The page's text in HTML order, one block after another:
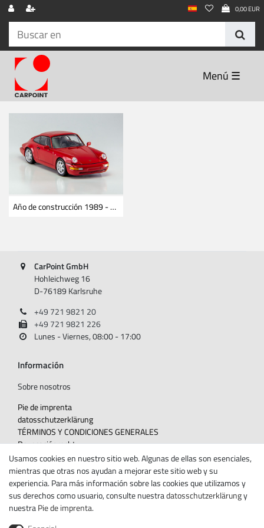
0,00 EUR
☰
Año de construcción 1989 - 1994
CarPoint GmbH
Hohleichweg 16
D-76189 Karlsruhe
+49 721 9821 20
+49 721 9821 226
Lunes - Viernes, 08:00 - 17:00
Información
Sobre nosotros
Pie de imprenta
datos­schutz­erklärung
TÉRMINOS Y CONDICIONES GENERALES
Revocación­recht
Withdraw from contract here
Contacte con
Boletín de noticias
Ceres::Template.newsletterHoneypotLabel
Usamos cookies en nuestro sitio web. Algunas de ellas son esenciales,
mientras que otras nos ayudan a mejorar este sitio web y su
experiencia. Para más información sobre las cookies que utilizamos y
sus derechos como usuario, consulte nuestradatos­schutz­erklärungy
nuestraPie de imprenta.